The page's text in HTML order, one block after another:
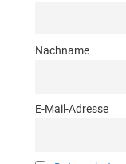
Nachname
E-Mail-Adresse